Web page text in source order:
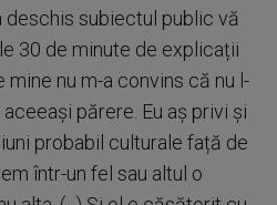
deschis subiectul public vă
30 de minute de explicații
mine nu m-a convins că nu l-
părere. Eu aș privi și
probabil culturale față de
într-un fel sau altul o